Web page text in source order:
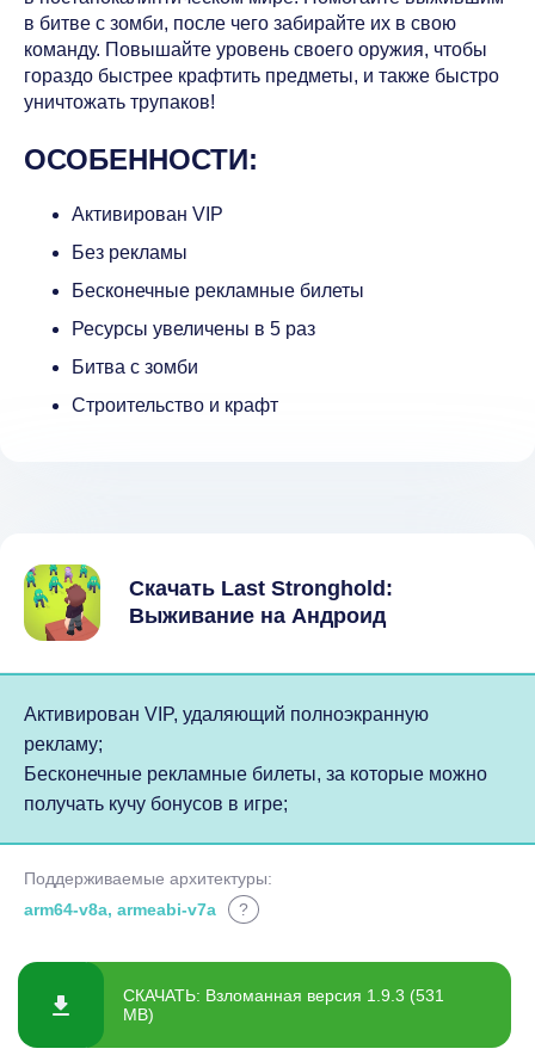
в битве с зомби, после чего забирайте их в свою
команду. Повышайте уровень своего оружия, чтобы
гораздо быстрее крафтить предметы, и также быстро
уничтожать трупаков!
ОСОБЕННОСТИ:
Активирован VIP
Без рекламы
Бесконечные рекламные билеты
Ресурсы увеличены в 5 раз
Битва с зомби
Строительство и крафт
Скачать Last Stronghold:
Выживание на Андроид
Активирован VIP, удаляющий полноэкранную
рекламу;
Бесконечные рекламные билеты, за которые можно
получать кучу бонусов в игре;
Поддерживаемые архитектуры:
arm64-v8a, armeabi-v7a
?
СКАЧАТЬ: Взломанная версия 1.9.3 (531
MB)